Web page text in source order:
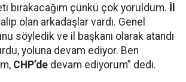
bırakacağım çünkü çok yoruldum. İl
olan arkadaşlar vardı. Genel
söyledik ve il başkanı olarak atandı
yoluna devam ediyor. Ben
CHP’de devam ediyorum” dedi.